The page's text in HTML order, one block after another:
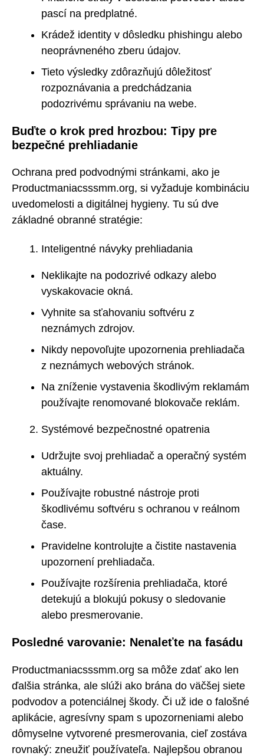
pascí na predplatné.
Krádež identity v dôsledku phishingu alebo
neoprávneného zberu údajov.
Tieto výsledky zdôrazňujú dôležitosť
rozpoznávania a predchádzania
podozrivému správaniu na webe.
Buďte o krok pred hrozbou: Tipy pre
bezpečné prehliadanie
Ochrana pred podvodnými stránkami, ako je
Productmaniacsssmm.org, si vyžaduje kombináciu
uvedomelosti a digitálnej hygieny. Tu sú dve
základné obranné stratégie:
Inteligentné návyky prehliadania
Neklikajte na podozrivé odkazy alebo
vyskakovacie okná.
Vyhnite sa sťahovaniu softvéru z
neznámych zdrojov.
Nikdy nepovoľujte upozornenia prehliadača
z neznámych webových stránok.
Na zníženie vystavenia škodlivým reklamám
používajte renomované blokovače reklám.
Systémové bezpečnostné opatrenia
Udržujte svoj prehliadač a operačný systém
aktuálny.
Používajte robustné nástroje proti
škodlivému softvéru s ochranou v reálnom
čase.
Pravidelne kontrolujte a čistite nastavenia
upozornení prehliadača.
Používajte rozšírenia prehliadača, ktoré
detekujú a blokujú pokusy o sledovanie
alebo presmerovanie.
Posledné varovanie: Nenaleťte na fasádu
Productmaniacsssmm.org sa môže zdať ako len
ďalšia stránka, ale slúži ako brána do väčšej siete
podvodov a potenciálnej škody. Či už ide o falošné
aplikácie, agresívny spam s upozorneniami alebo
dômyselne vytvorené presmerovania, cieľ zostáva
rovnaký: zneužiť používateľa. Najlepšou obranou